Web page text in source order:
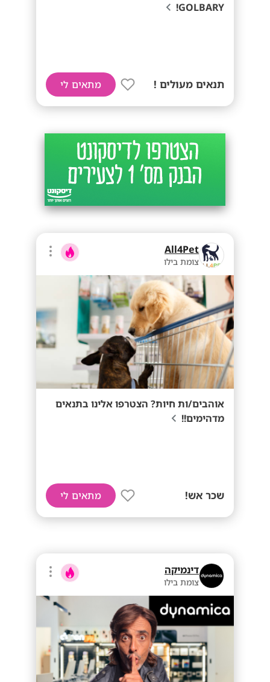
GOLBARY!
תנאים מעולים ! מתאים לי
All4Pet
צומת בילו
אוהבים/ות חיות? הצטרפו אלינו בתנאים
מדהימים!!
שכר אש! מתאים לי
דינמיקה
צומת בילו